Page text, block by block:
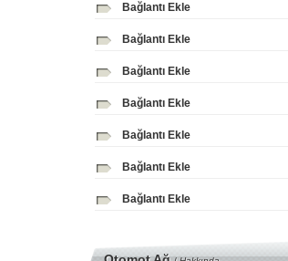
Bağlantı Ekle
Bağlantı Ekle
Bağlantı Ekle
Bağlantı Ekle
Bağlantı Ekle
Bağlantı Ekle
Bağlantı Ekle